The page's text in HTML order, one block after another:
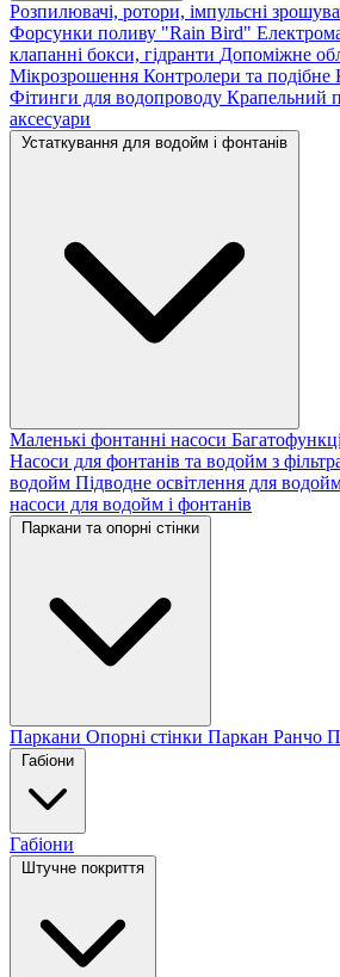
Розпилювачі, ротори, імпульсні
Форсунки поливу "Rain Bird"
клапанні бокси, гідранти Допоміжне
Мікрозрошення Контролери та подібне
Фітинги для водопроводу Крапельний
аксесуари
Устаткування для водойм і фонтанів
Маленькі фонтанні насоси
Насоси для фонтанів та водойм з
водойм Підводне освітлення для
насоси для водойм і фонтанів
Паркани та опорні стінки
Паркани Опорні стінки Паркан Ранчо
Габіони
Габіони
Штучне покриття